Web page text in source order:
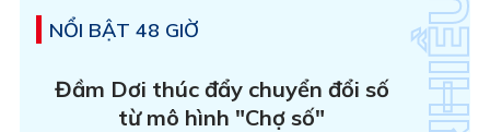
NỔI BẬT 48 GIỜ
Đầm Dơi thúc đẩy chuyển đổi số
từ mô hình "Chợ số"